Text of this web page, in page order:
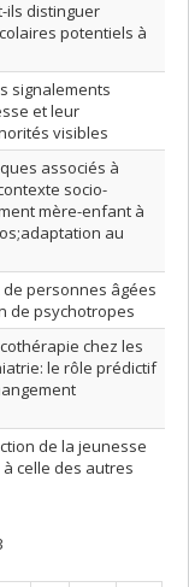
ils distinguer
potentiels à
signalements
et leur
visibles
associés à
socio-
mère-enfant à
au
personnes âgées
de psychotropes
chez les
le rôle prédictif
de la jeunesse
celle des autres